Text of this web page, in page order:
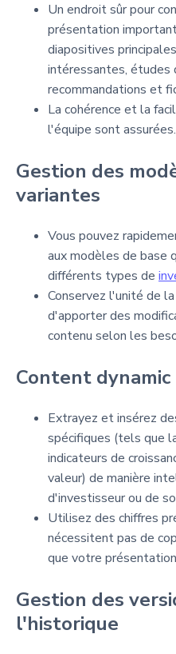
Un endroit sûr pour
présentation
diapositives
intéressantes, études
recommandations et
La cohérence et la
l'équipe sont assurées.
Gestion des
variantes
Vous pouvez
aux modèles de base
différents types de
Conservez l'unité de
d'apporter des
contenu selon les
Content
Extrayez et insérez
spécifiques (tels que
indicateurs de
valeur) de manière
d'investisseur ou de
Utilisez des chiffres
nécessitent pas de
que votre
Gestion des
l'historique